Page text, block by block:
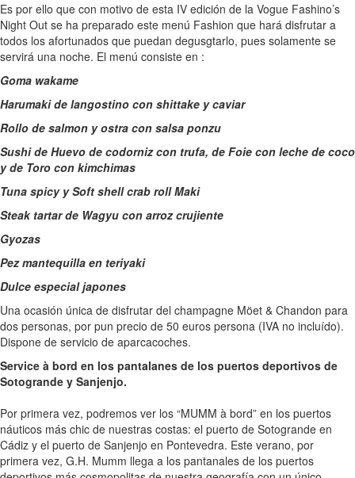
Es por ello que con motivo de esta IV edición de la Vogue Fashino’s
Night Out se ha preparado este menú Fashion que hará disfrutar a
todos los afortunados que puedan degusgtarlo, pues solamente se
servirá una noche. El menú consiste en :
Goma wakame
Harumaki de langostino con shittake y caviar
Rollo de salmon y ostra con salsa ponzu
Sushi de Huevo de codorniz con trufa, de Foie con leche de coco
y de Toro con kimchimas
Tuna spicy y Soft shell crab roll Maki
Steak tartar de Wagyu con arroz crujiente
Gyozas
Pez mantequilla en teriyaki
Dulce especial japones
Una ocasión única de disfrutar del champagne Möet & Chandon para
dos personas, por pun precio de 50 euros persona (IVA no incluído).
Dispone de servicio de aparcacoches.
Service à bord en los pantalanes de los puertos deportivos de
Sotogrande y Sanjenjo.
Por primera vez, podremos ver los “MUMM à bord” en los puertos
náuticos más chic de nuestras costas: el puerto de Sotogrande en
Cádiz y el puerto de Sanjenjo en Pontevedra. Este verano, por
primera vez, G.H. Mumm llega a los pantanales de los puertos